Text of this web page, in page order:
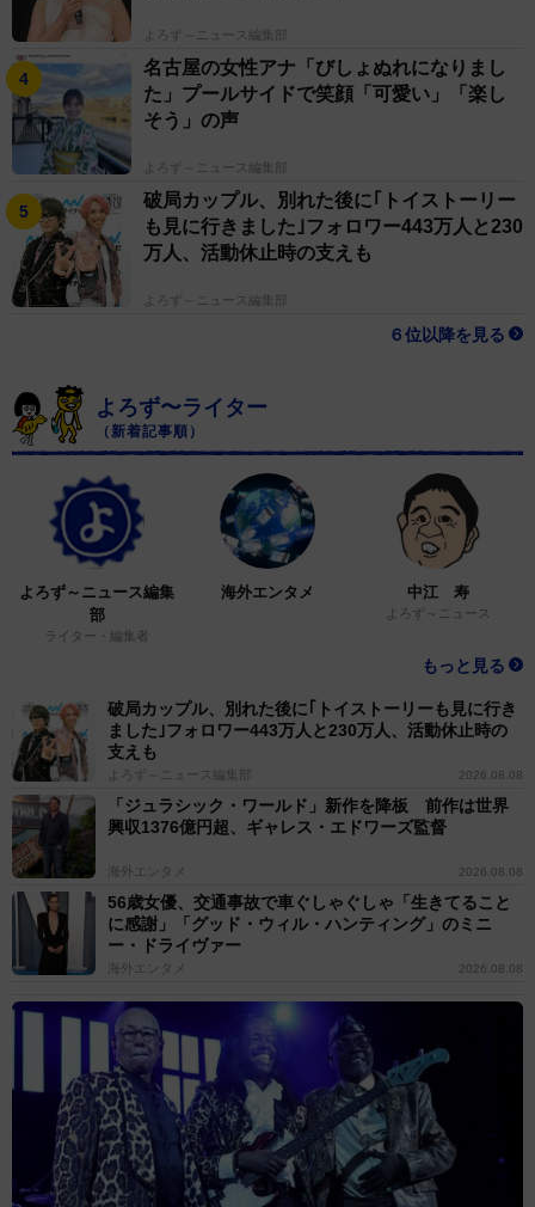
よろず～ニュース編集部
名古屋の女性アナ「びしょぬれになりまし
た」プールサイドで笑顔「可愛い」「楽し
そう」の声
よろず～ニュース編集部
破局カップル、別れた後に｢トイストーリー
も見に行きました｣フォロワー443万人と230
万人、活動休止時の支えも
よろず～ニュース編集部
６位以降を見る
よろず〜ライター
（新着記事順）
よろず～ニュース編集
部
ライター・編集者
海外エンタメ 中江 寿
よろず～ニュース
もっと見る
破局カップル、別れた後に｢トイストーリーも見に行き
ました｣フォロワー443万人と230万人、活動休止時の
支えも
よろず～ニュース編集部 2026.08.08
「ジュラシック・ワールド」新作を降板 前作は世界
興収1376億円超、ギャレス・エドワーズ監督
海外エンタメ 2026.08.08
56歳女優、交通事故で車ぐしゃぐしゃ「生きてること
に感謝」「グッド・ウィル・ハンティング」のミニ
ー・ドライヴァー
海外エンタメ 2026.08.08